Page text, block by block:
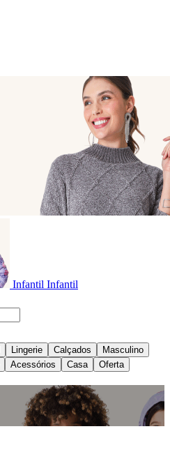
Infantil Infantil
Lingerie Calçados
Masculino
Acessórios Casa Oferta